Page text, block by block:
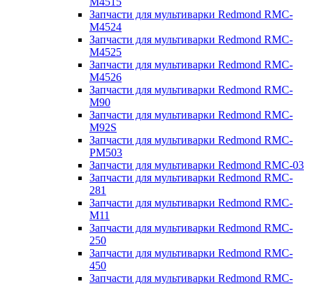
Запчасти для мультиварки Redmond RMC-
M4524
Запчасти для мультиварки Redmond RMC-
M4525
Запчасти для мультиварки Redmond RMC-
M4526
Запчасти для мультиварки Redmond RMC-
M90
Запчасти для мультиварки Redmond RMC-
M92S
Запчасти для мультиварки Redmond RMC-
PM503
Запчасти для мультиварки Redmond RMC-03
Запчасти для мультиварки Redmond RMC-
281
Запчасти для мультиварки Redmond RMC-
M11
Запчасти для мультиварки Redmond RMC-
250
Запчасти для мультиварки Redmond RMC-
450
Запчасти для мультиварки Redmond RMC-